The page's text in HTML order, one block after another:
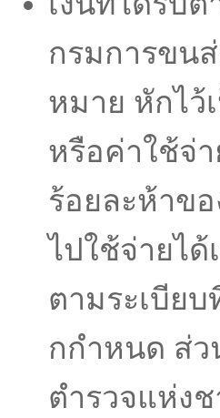
กรมการขน
หมาย หักไว้
หรือค่าใช้จ่
ร้อยละห้าข
ไปใช้จ่ายได้
ตามระเบีย
กกําหนด ส่ว
ตํารวจแห่ง